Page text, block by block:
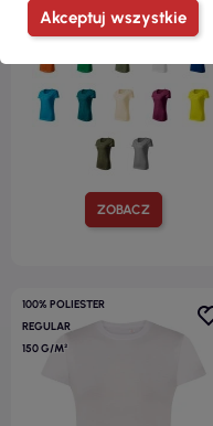
ZOBACZ
czarny Malfini
100% POLIESTER
REGULAR
150 G/M²
Akceptuj wszystkie